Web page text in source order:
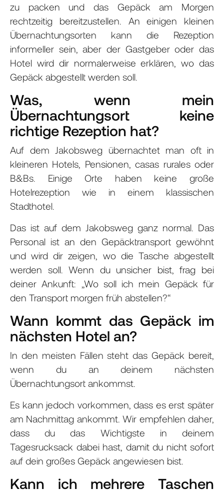
zu packen und das Gepäck am Morgen
rechtzeitig bereitzustellen. An einigen kleinen
Übernachtungsorten kann die Rezeption
informeller sein, aber der Gastgeber oder das
Hotel wird dir normalerweise erklären, wo das
Gepäck abgestellt werden soll.
Was, wenn mein
Übernachtungsort keine
richtige Rezeption hat?
Auf dem Jakobsweg übernachtet man oft in
kleineren Hotels, Pensionen, casas rurales oder
B&Bs. Einige Orte haben keine große
Hotelrezeption wie in einem klassischen
Stadthotel.
Das ist auf dem Jakobsweg ganz normal. Das
Personal ist an den Gepäcktransport gewöhnt
und wird dir zeigen, wo die Tasche abgestellt
werden soll. Wenn du unsicher bist, frag bei
deiner Ankunft: „Wo soll ich mein Gepäck für
den Transport morgen früh abstellen?“
Wann kommt das Gepäck im
nächsten Hotel an?
In den meisten Fällen steht das Gepäck bereit,
wenn du an deinem nächsten
Übernachtungsort ankommst.
Es kann jedoch vorkommen, dass es erst später
am Nachmittag ankommt. Wir empfehlen daher,
dass du das Wichtigste in deinem
Tagesrucksack dabei hast, damit du nicht sofort
auf dein großes Gepäck angewiesen bist.
Kann ich mehrere Taschen